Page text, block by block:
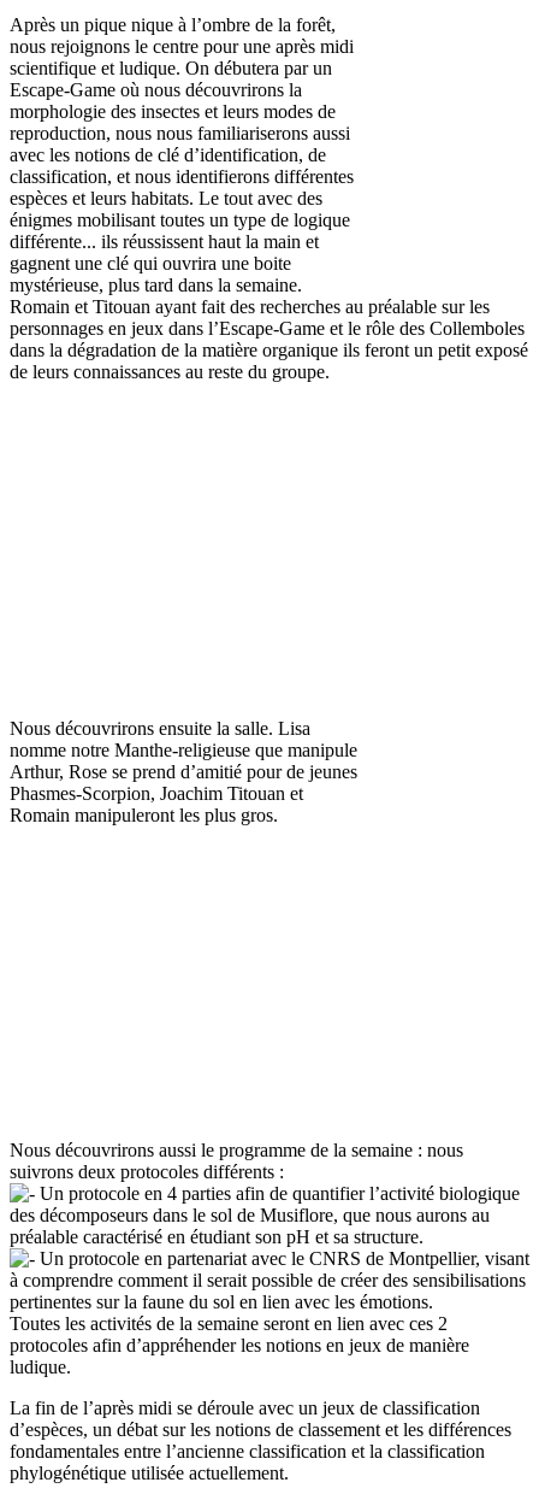
Après un pique nique à l’ombre de la forêt,
nous rejoignons le centre pour une après midi
scientifique et ludique. On débutera par un
Escape-Game où nous découvrirons la
morphologie des insectes et leurs modes de
reproduction, nous nous familiariserons aussi
avec les notions de clé d’identification, de
classification, et nous identifierons différentes
espèces et leurs habitats. Le tout avec des
énigmes mobilisant toutes un type de logique
différente... ils réussissent haut la main et
gagnent une clé qui ouvrira une boite
mystérieuse, plus tard dans la semaine.
Romain et Titouan ayant fait des recherches au préalable sur les
personnages en jeux dans l’Escape-Game et le rôle des Collemboles
dans la dégradation de la matière organique ils feront un petit exposé
de leurs connaissances au reste du groupe.
Nous découvrirons ensuite la salle. Lisa
nomme notre Manthe-religieuse que manipule
Arthur, Rose se prend d’amitié pour de jeunes
Phasmes-Scorpion, Joachim Titouan et
Romain manipuleront les plus gros.
Nous découvrirons aussi le programme de la semaine : nous
suivrons deux protocoles différents :
Un protocole en 4 parties afin de quantifier l’activité biologique
des décomposeurs dans le sol de Musiflore, que nous aurons au
préalable caractérisé en étudiant son pH et sa structure.
Un protocole en partenariat avec le CNRS de Montpellier, visant
à comprendre comment il serait possible de créer des sensibilisations
pertinentes sur la faune du sol en lien avec les émotions.
Toutes les activités de la semaine seront en lien avec ces 2
protocoles afin d’appréhender les notions en jeux de manière
ludique.
La fin de l’après midi se déroule avec un jeux de classification
d’espèces, un débat sur les notions de classement et les différences
fondamentales entre l’ancienne classification et la classification
phylogénétique utilisée actuellement.